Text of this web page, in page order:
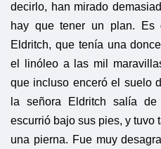
decirlo, han mirado
hay que tener un plan. Es
Eldritch, que tenía una
el linóleo a las mil
que incluso enceró el suelo
la señora Eldritch salía
escurrió bajo sus pies, y tuvo
una pierna. Fue muy